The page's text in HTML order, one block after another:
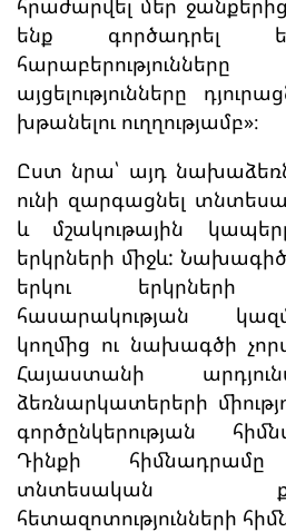
ենք գործադրել
այցելությունները
խթանելու ուղղությամբ»։
Ըստ նրա՝ այդ
ունի զարգացնել
և մշակութային
երկրների միջև:
երկու երկրների
հասարակության
կողմից ու նախագծի
Հայաստանի
ձեռնարկատերերի
գործընկերության
Դինքի
տնտեսական
հետազոտությունների